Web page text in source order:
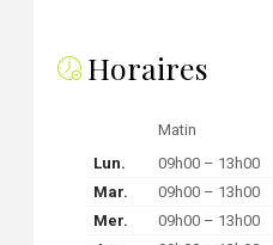
Horaires
Matin
Lun.
09h00 – 13h00
Mar.
09h00 – 13h00
Mer.
09h00 – 13h00